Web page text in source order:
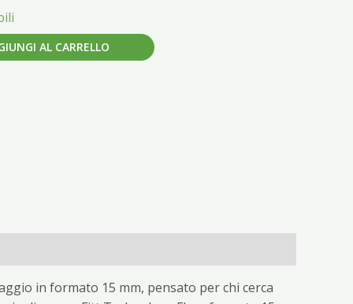
AL CARRELLO
in formato 15 mm, pensato per chi cerca